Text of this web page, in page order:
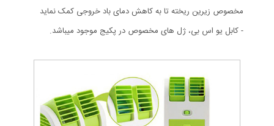
مخصوص زیرین ریخته تا به کاهش دمای باد خروجی کمک نماید
- کابل یو اس بی، ژل های مخصوص در پکیج موجود میباشد.